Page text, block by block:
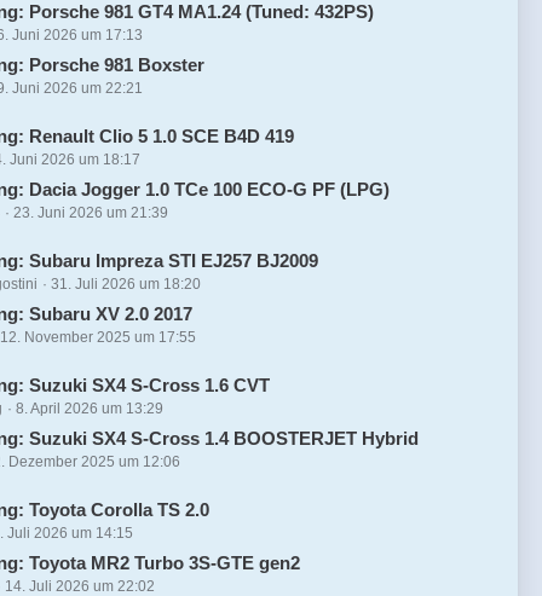
Porsche 981 GT4 MA1.24 (Tuned: 432PS)
Juni 2026 um 17:13
Porsche 981 Boxster
Juni 2026 um 22:21
Renault Clio 5 1.0 SCE B4D 419
Juni 2026 um 18:17
Dacia Jogger 1.0 TCe 100 ECO-G PF (LPG)
23. Juni 2026 um 21:39
Subaru Impreza STI EJ257 BJ2009
31. Juli 2026 um 18:20
Subaru XV 2.0 2017
12. November 2025 um 17:55
Suzuki SX4 S-Cross 1.6 CVT
8. April 2026 um 13:29
Suzuki SX4 S-Cross 1.4 BOOSTERJET Hybrid
Dezember 2025 um 12:06
Toyota Corolla TS 2.0
Juli 2026 um 14:15
Toyota MR2 Turbo 3S-GTE gen2
14. Juli 2026 um 22:02